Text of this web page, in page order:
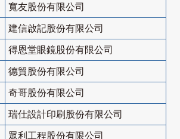
寬友股份有限公司
建信啟記股份有限公司
得恩堂眼鏡股份有限公司
德貿股份有限公司
奇哥股份有限公司
瑞仕設計印刷股份有限公司
眾利工程股份有限公司